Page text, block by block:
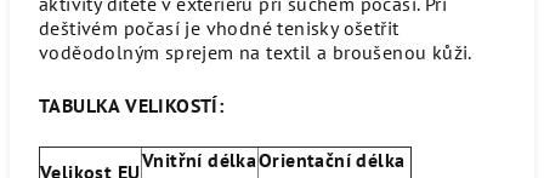
deštivém počasí je vhodné tenisky ošetřit
voděodolným sprejem na textil a broušenou kůži.
TABULKA VELIKOSTÍ:
Velikost EUVnitřní délkaOrientační délka